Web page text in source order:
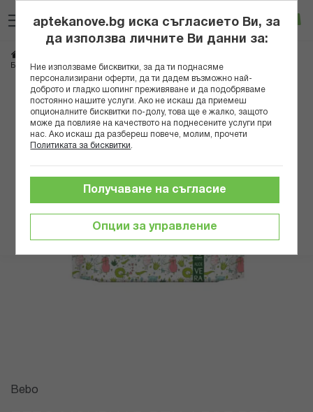
към
съдържанието
Вход
БЕБО МОКРИ КЪРПИ АЛОЕ ВЕРА Х 15 БР.
Преминете
края
Преминете
Bebo
aptekanove.bg иска съгласието Ви, за
да използва личните Ви данни за:
Ние използваме бисквитки, за да ти поднасяме
персонализирани оферти, да ти дадем възможно най-
доброто и гладко шопинг преживяване и да подобряваме
постоянно нашите услуги. Ако не искаш да приемеш
опционалните бисквитки по-долу, това ще е жалко, защото
може да повлияе на качеството на поднесените услуги при
нас. Ако искаш да разбереш повече, молим, прочети
Политиката за бисквитки
Опции за управление
Получаване на съгласие